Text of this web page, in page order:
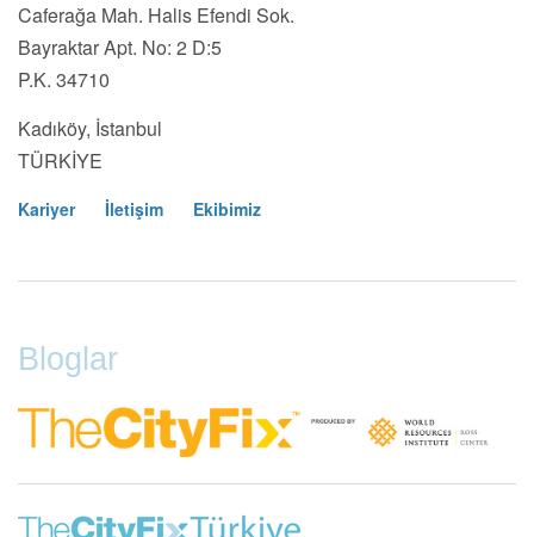
Bloglar
Caferağa Mah. Halis Efendi Sok.
Bayraktar Apt. No: 2 D:5
P.K. 34710
Kadıköy, İstanbul
TÜRKİYE
Kariyer İletişim Ekibimiz